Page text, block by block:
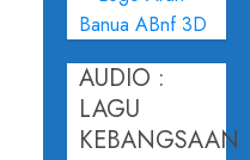
AUDIO :
LAGU
KEBANGSAAN